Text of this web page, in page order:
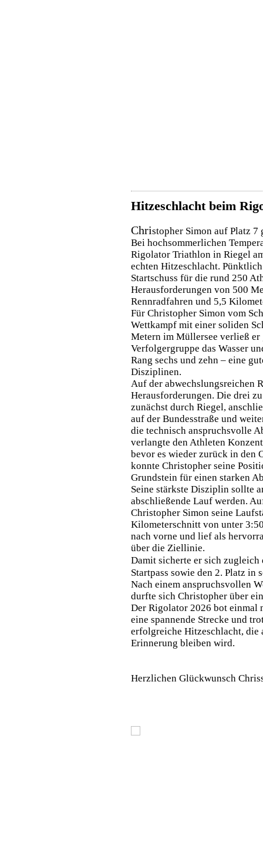
Hitzeschlacht beim
Christopher Simon auf Platz 7
Bei hochsommerlichen
Rigolator Triathlon in Riegel
echten Hitzeschlacht.
Startschuss für die rund 250
Herausforderungen von 500
Rennradfahren und 5,5
Für Christopher Simon vom
Wettkampf mit einer soliden
Metern im Müllersee verließ er
Verfolgergruppe das Wasser
Rang sechs und zehn – eine
Disziplinen.
Auf der abwechslungsreichen
Herausforderungen. Die drei
zunächst durch Riegel,
auf der Bundesstraße und
die technisch anspruchsvolle
verlangte den Athleten
bevor es wieder zurück in den
konnte Christopher seine
Grundstein für einen starken
Seine stärkste Disziplin sollte
abschließende Lauf werden.
Christopher Simon seine
Kilometerschnitt von unter
nach vorne und lief als
über die Ziellinie.
Damit sicherte er sich zugleich
Startpass sowie den 2. Platz in
Nach einem anspruchsvollen
durfte sich Christopher über
Der Rigolator 2026 bot einmal
eine spannende Strecke und
erfolgreiche Hitzeschlacht,
Erinnerung bleiben wird.
Herzlichen Glückwunsch